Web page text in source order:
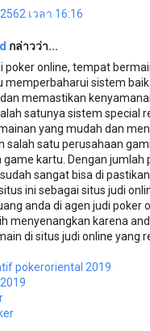
เวลา 16:16
กล่าวว่า...
poker online, tempat
memperbaharui sistem
memastikan
satunya sistem special
yang mudah dan
salah satu perusahaan
kartu. Dengan jumlah
sangat bisa di
ini sebagai situs judi
anda di agen judi poker
menyenangkan karena
di situs judi online yang
pokeroriental 2019